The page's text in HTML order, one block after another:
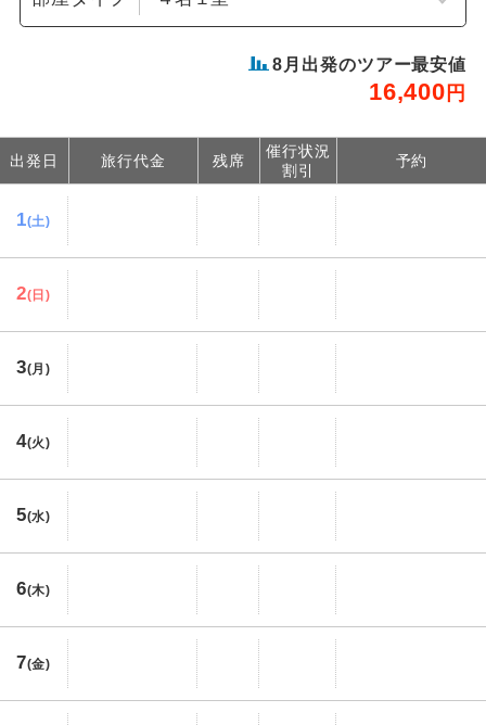
8 月出発のツアー最安値
16,400 円
出発日 旅行代金 残席
催行状況
割引
予約
1(土)
2(日)
3(月)
4(火)
5(水)
6(木)
7(金)